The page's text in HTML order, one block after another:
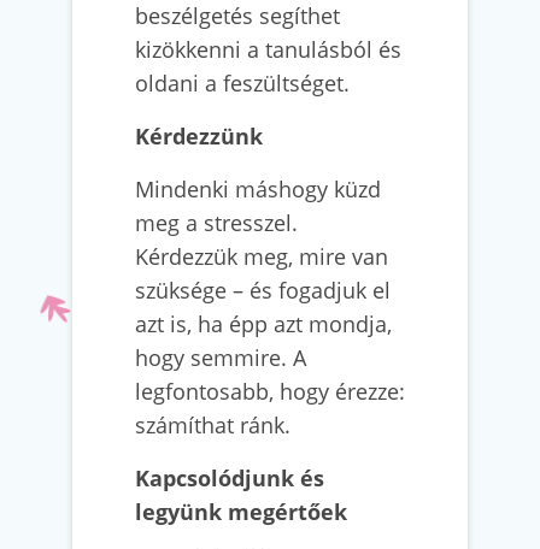
beszélgetés segíthet
kizökkenni a tanulásból és
oldani a feszültséget.
Kérdezzünk
Mindenki máshogy küzd
meg a stresszel.
Kérdezzük meg, mire van
szüksége – és fogadjuk el
azt is, ha épp azt mondja,
hogy semmire. A
legfontosabb, hogy érezze:
számíthat ránk.
Kapcsolódjunk és
legyünk megértőek